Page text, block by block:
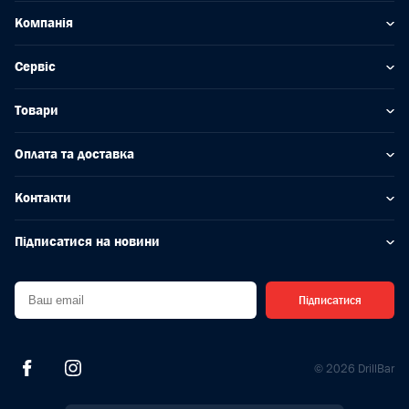
Компанія
Сервіс
Товари
Оплата та доставка
Контакти
Підписатися на новини
Підписатися
© 2026 DrillBar